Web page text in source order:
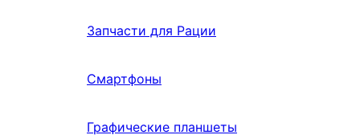
Запчасти для Рации
Смартфоны
Графические планшеты